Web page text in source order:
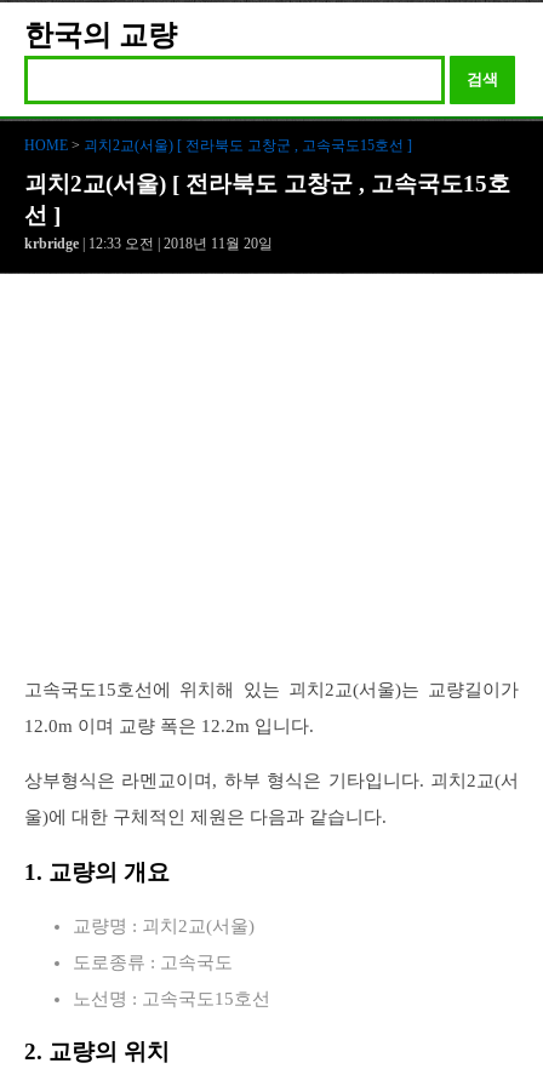
한국의 교량
검색
HOME > 괴치2교(서울) [ 전라북도 고창군 , 고속국도15호선 ]
괴치2교(서울) [ 전라북도 고창군 , 고속국도15호
선 ]
krbridge | 12:33 오전 | 2018년 11월 20일
고속국도15호선에 위치해 있는 괴치2교(서울)는 교량길이가
12.0m 이며 교량 폭은 12.2m 입니다.
상부형식은 라멘교이며, 하부 형식은 기타입니다. 괴치2교(서
울)에 대한 구체적인 제원은 다음과 같습니다.
1. 교량의 개요
교량명 : 괴치2교(서울)
도로종류 : 고속국도
노선명 : 고속국도15호선
2. 교량의 위치